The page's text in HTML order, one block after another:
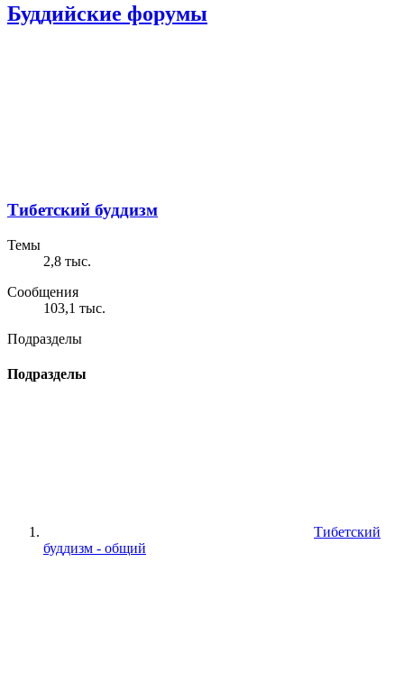
Буддийские форумы
Тибетский буддизм
Темы
2,8 тыс.
Сообщения
103,1 тыс.
Подразделы
Подразделы
Тибетский
буддизм - общий